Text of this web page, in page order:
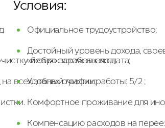
и сброс сточных вод;
на всех этапах очистки;
Условия:
Официальное трудоустройство;
Достойный уровень дохода,
«белая» заработная плата;
Удобный график работы: 5/2 ;
Комфортное проживание для
Компенсацию расходов на